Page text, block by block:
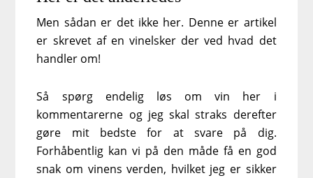
Men sådan er det ikke her. Denne er artikel
er skrevet af en vinelsker der ved hvad det
handler om!
Så spørg endelig løs om vin her i
kommentarerne og jeg skal straks derefter
gøre mit bedste for at svare på dig.
Forhåbentlig kan vi på den måde få en god
snak om vinens verden, hvilket jeg er sikker